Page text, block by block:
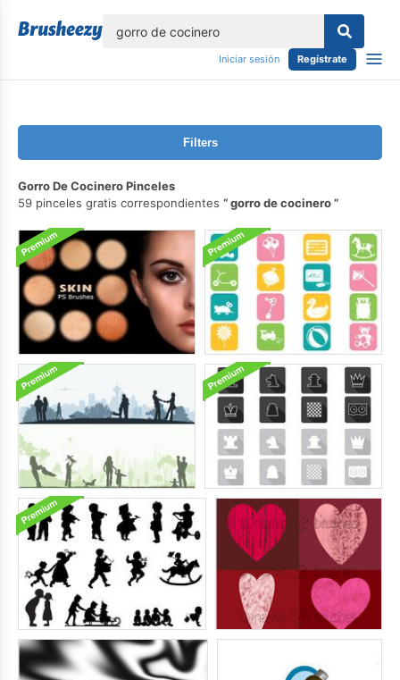
Iniciar sesión Regístrate
Filters
Gorro De Cocinero Pinceles
59 pinceles gratis correspondientes
gorro de cocinero